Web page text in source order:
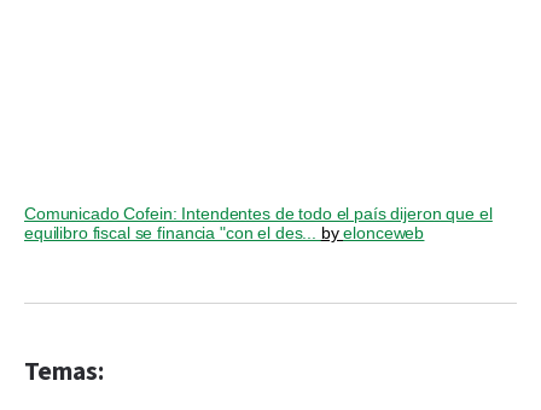
Comunicado Cofein: Intendentes de todo el país dijeron que el
equilibro fiscal se financia "con el des... byelonceweb
Temas: